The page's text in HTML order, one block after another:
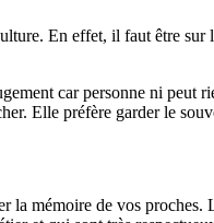
En effet, il faut être
car personne ni peut
Elle préfère garder le
mémoire de vos proches.